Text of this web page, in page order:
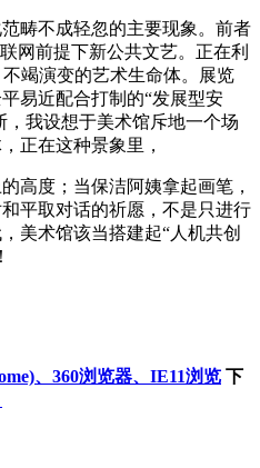
不成轻忽的主要现象。前者
网前提下新公共文艺。正在利
竭演变的艺术生命体。展览
易近配合打制的“发展型安
，我设想于美术馆斥地一个场
正在这种景象里，
度；当保洁阿姨拿起画笔，
平取对话的祈愿，不是只进行
美术馆该当搭建起“人机共创
、360浏览器、IE11浏览 下